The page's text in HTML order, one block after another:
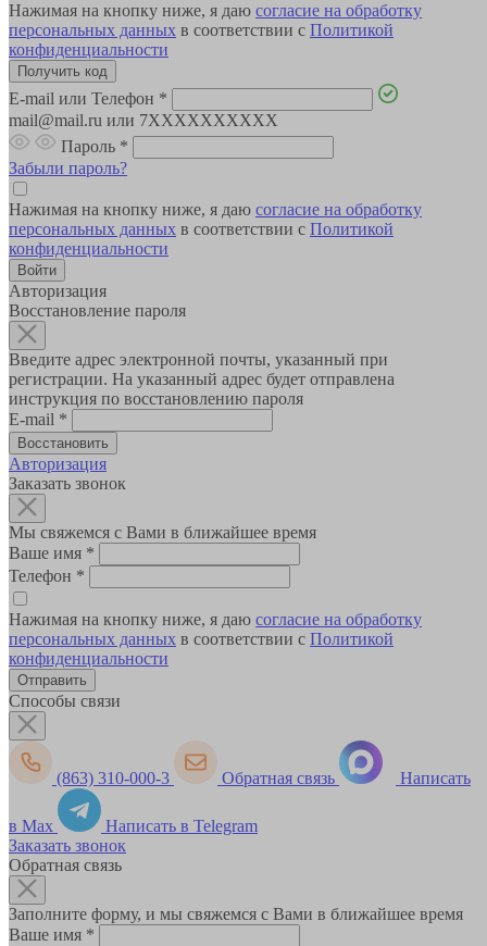
Нажимая на кнопку ниже, я даю согласие на обработку
персональных данных в соответствии с Политикой
конфиденциальности
E-mail или Телефон *
mail@mail.ru или 7XXXXXXXXXX
Пароль *
Забыли пароль?
Нажимая на кнопку ниже, я даю согласие на обработку
персональных данных в соответствии с Политикой
конфиденциальности
Авторизация
Восстановление пароля
Введите адрес электронной почты, указанный при
регистрации. На указанный адрес будет отправлена
инструкция по восстановлению пароля
E-mail *
Авторизация
Заказать звонок
Мы свяжемся с Вами в ближайшее время
Ваше имя *
Телефон *
Нажимая на кнопку ниже, я даю согласие на обработку
персональных данных в соответствии с Политикой
конфиденциальности
Способы связи
(863) 310-000-3 Обратная связь Написать
в Max
Написать в Telegram
Заказать звонок
Обратная связь
Заполните форму, и мы свяжемся с Вами в ближайшее время
Ваше имя *